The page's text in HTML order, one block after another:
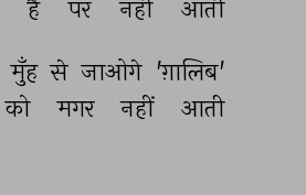
है पर नहीं आती
मुँह से जाओगे 'ग़ालिब'
को मगर नहीं आती